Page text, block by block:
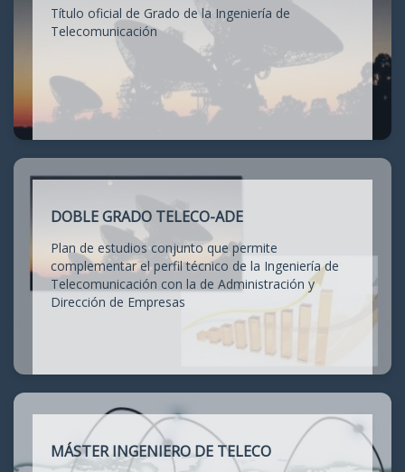
Título oficial de Grado de la Ingeniería de
Telecomunicación
DOBLE GRADO TELECO-ADE
Plan de estudios conjunto que permite
complementar el perfil técnico de la Ingeniería de
Telecomunicación con la de Administración y
Dirección de Empresas
MÁSTER INGENIERO DE TELECO